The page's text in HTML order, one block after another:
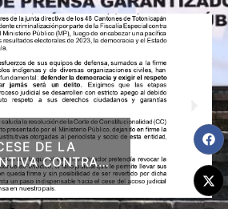
DE LA
CONTRA
48 CANTONES Y
FIRME DE